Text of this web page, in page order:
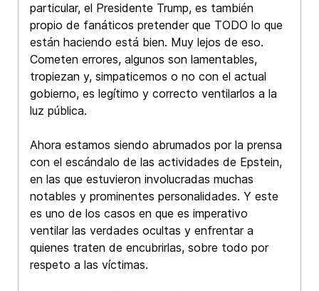
particular, el Presidente Trump, es también
propio de fanáticos pretender que TODO lo que
están haciendo está bien. Muy lejos de eso.
Cometen errores, algunos son lamentables,
tropiezan y, simpaticemos o no con el actual
gobierno, es legítimo y correcto ventilarlos a la
luz pública.
Ahora estamos siendo abrumados por la prensa
con el escándalo de las actividades de Epstein,
en las que estuvieron involucradas muchas
notables y prominentes personalidades. Y este
es uno de los casos en que es imperativo
ventilar las verdades ocultas y enfrentar a
quienes traten de encubrirlas, sobre todo por
respeto a las víctimas.